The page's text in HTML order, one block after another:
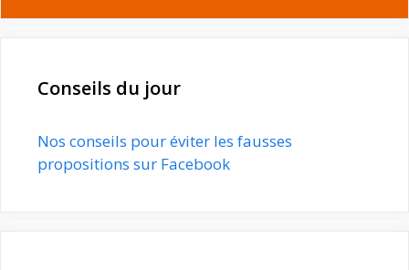
Conseils du jour
Nos conseils pour éviter les fausses
propositions sur Facebook